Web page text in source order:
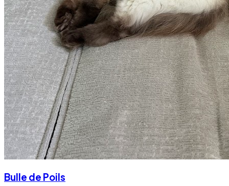
Bulle de Poils